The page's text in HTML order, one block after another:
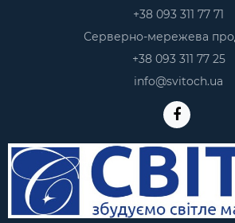
+38 093 311 77 71
Серверно-мережева
+38 093 311 77 25
info@svitoch.ua